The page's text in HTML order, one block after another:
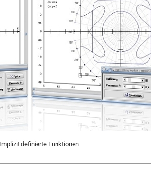
definierte Funktionen